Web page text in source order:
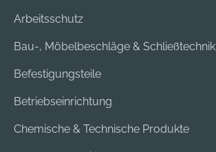
Arbeitsschutz
Bau-, Möbelbeschläge & Schließtechnik
Befestigungsteile
Betriebseinrichtung
Chemische & Technische Produkte